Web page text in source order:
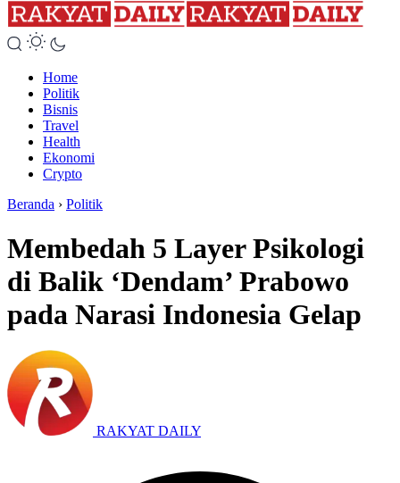
Home
Politik
Bisnis
Travel
Health
Ekonomi
Crypto
Beranda › Politik
Membedah 5 Layer Psikologi
di Balik ‘Dendam’ Prabowo
pada Narasi Indonesia Gelap
RAKYAT DAILY